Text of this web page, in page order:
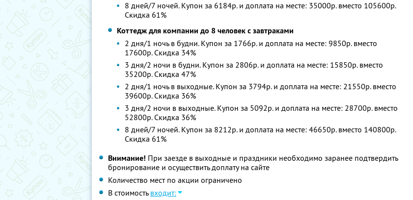
8 дней/7 ночей. Купон за 6184р. и доплата на месте: 35000р. вместо 105600р.
Скидка 61%
Коттедж для компании до 8 человек с завтраками
2 дня/1 ночь в будни. Купон за 1766р. и доплата на месте: 9850р. вместо
17600р. Скидка 34%
3 дня/2 ночи в будни. Купон за 2806р. и доплата на месте: 15850р. вместо
35200р. Скидка 47%
2 дня/1 ночь в выходные. Купон за 3794р. и доплата на месте: 21550р. вместо
39600р. Скидка 36%
3 дня/2 ночи в выходные. Купон за 5092р. и доплата на месте: 28700р. вместо
52800р. Скидка 36%
8 дней/7 ночей. Купон за 8212р. и доплата на месте: 46650р. вместо 140800р.
Скидка 61%
Внимание! При заезде в выходные и праздники необходимо заранее подтвердить
бронирование и осуществить доплату на сайте
Количество мест по акции ограничено
В стоимость входит: